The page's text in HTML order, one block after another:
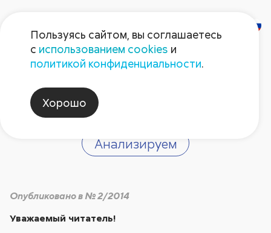
Удачи вам на
весеннем поле!
Анализируем
Опубликовано в № 2/2014
Уважаемый читатель!
Пользуясь сайтом, вы соглашаетесь
с использованием cookies и
политикой конфиденциальности.
Хорошо